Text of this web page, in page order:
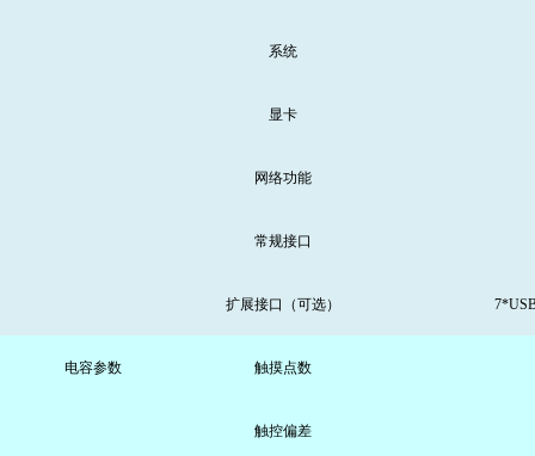
系统
显卡
网络功能
常规接口
扩展接口（可选）
电容参数 触摸点数
触控偏差